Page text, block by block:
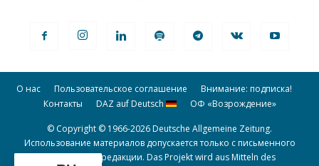
О нас Пользовательское соглашение
Внимание: подписка!
Контакты
DAZ auf Deutsch ОФ «Возрождение»
© Copyright © 1966-2026 Deutsche Allgemeine Zeitung.
Использование материалов допускается только с письменного
разрешения редакции. Das Projekt wird aus Mitteln des